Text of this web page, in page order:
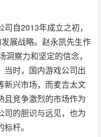
自2013年成立之初，
展战略。赵永凯先生作
察力和坚定的信念，
当时，国内游戏公司出
新兴市场，而麦吉太文
且竞争激烈的市场作为
司的胆识与远见，也为
杆。